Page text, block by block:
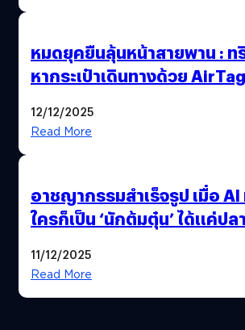
หมดยุคยืนลุ้นหน้าสายพาน : ท
หากระเป๋าเดินทางด้วย
12/12/2025
Read More
อาชญากรรมสำเร็จรูป เมื่อ AI
ใครก็เป็น ‘นักต้มตุ๋น’ ได้แค่ปล
11/12/2025
Read More